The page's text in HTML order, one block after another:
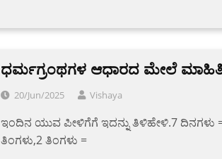
ಧರ್ಮಗ್ರಂಥಗಳ ಆಧಾರದ ಮೇಲೆ
20/Jun/2025 Vishaya
ಇಂದಿನ ಯುವ ಪೀಳಿಗೆಗೆ ಇದನ್ನು ತಿಳಿಹೇಳಿ.7 ದಿನಗಳು =
ತಿಂಗಳು,2 ತಿಂಗಳು =